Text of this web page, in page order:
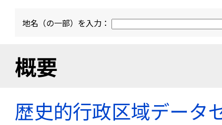
地名（の一部）を入力：
概要
歴史的行政区域データ